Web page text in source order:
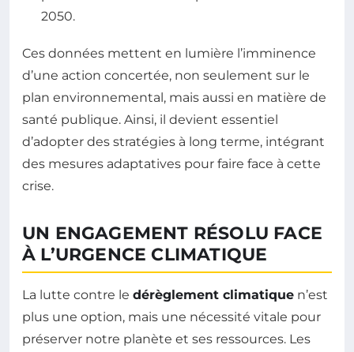
2050.
Ces données mettent en lumière l’imminence
d’une action concertée, non seulement sur le
plan environnemental, mais aussi en matière de
santé publique. Ainsi, il devient essentiel
d’adopter des stratégies à long terme, intégrant
des mesures adaptatives pour faire face à cette
crise.
UN ENGAGEMENT RÉSOLU FACE
À L’URGENCE CLIMATIQUE
La lutte contre le dérèglement climatique n’est
plus une option, mais une nécessité vitale pour
préserver notre planète et ses ressources. Les